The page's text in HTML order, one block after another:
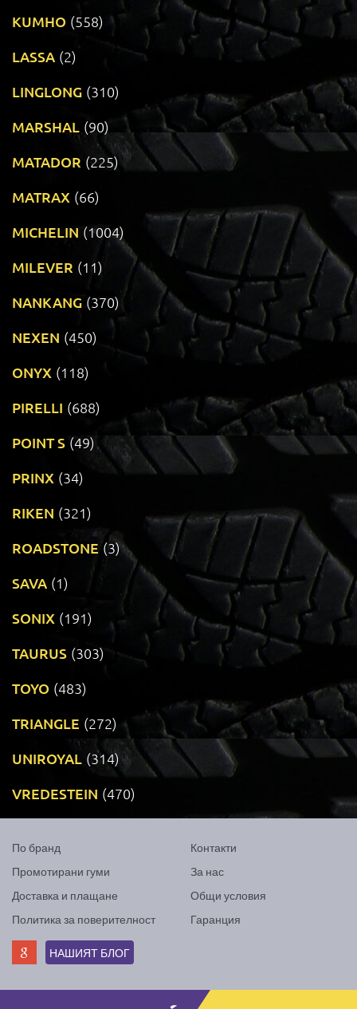
KUMHO (558)
LASSA (2)
LINGLONG (310)
MARSHAL (90)
MATADOR (225)
MATRAX (66)
MICHELIN (1004)
MILEVER (11)
NANKANG (370)
NEXEN (450)
ONYX (118)
PIRELLI (688)
POINT S (49)
PRINX (34)
RIKEN (321)
ROADSTONE (3)
SAVA (1)
SONIX (191)
TAURUS (303)
TOYO (483)
TRIANGLE (272)
UNIROYAL (314)
VREDESTEIN (470)
По бранд
Промотирани гуми
Доставка и плащане
Политика за поверителност
Контакти
За нас
Общи условия
Гаранция
НАШИЯТ БЛОГ